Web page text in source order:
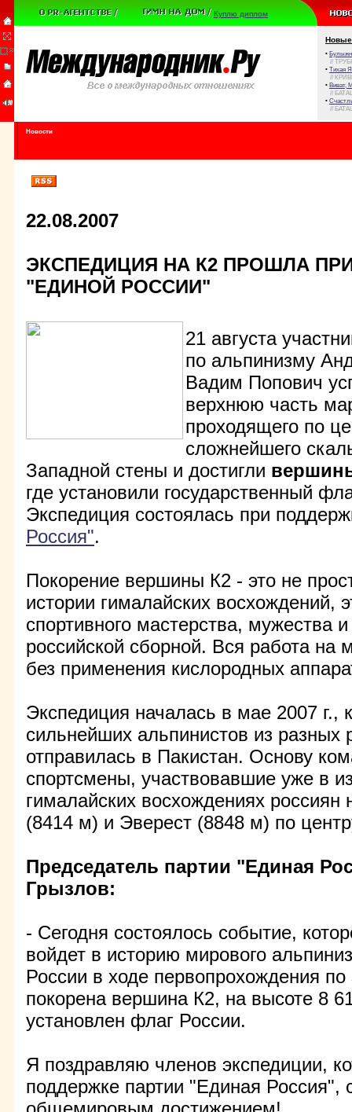
Куплю диплом
Новые
•
//
• Тихая
//
• Виват,
//
•
//
Новости
22.08.2007
ЭКСПЕДИЦИЯ НА К2 ПРОШЛА
"ЕДИНОЙ РОССИИ"
21 августа
по альпинизму
Вадим Попович
верхнюю часть
проходящего по
сложнейшего
Западной стены и достигли
где установили государственный
Экспедиция состоялась при
Россия".
Покорение вершины К2 - это не
истории гималайских восхождений,
спортивного мастерства, мужества
российской сборной. Вся работа на
без применения кислородных
Экспедиция началась в мае 2007 г.,
сильнейших альпинистов из разных
отправилась в Пакистан. Основу
спортсмены, участвовавшие уже в
гималайских восхождениях
(8414 м) и Эверест (8848 м) по
Председатель партии "Единая
Грызлов:
- Сегодня состоялось событие,
войдет в историю мирового
России в ходе первопрохождения по
покорена вершина К2, на высоте 8
установлен флаг России.
Я поздравляю членов экспедиции,
поддержке партии "Единая Россия",